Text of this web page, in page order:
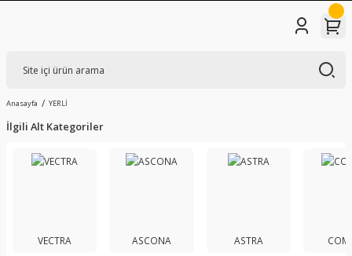
Anasayfa YERLİ
İlgili Alt Kategoriler
VECTRA ASCONA ASTRA